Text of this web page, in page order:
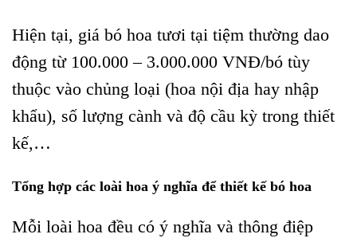
Hiện tại, giá bó hoa tươi tại tiệm thường dao
động từ 100.000 – 3.000.000 VNĐ/bó tùy
thuộc vào chủng loại (hoa nội địa hay nhập
khẩu), số lượng cành và độ cầu kỳ trong thiết
kế,…
Tổng hợp các loài hoa ý nghĩa để thiết kế bó hoa
Mỗi loài hoa đều có ý nghĩa và thông điệp